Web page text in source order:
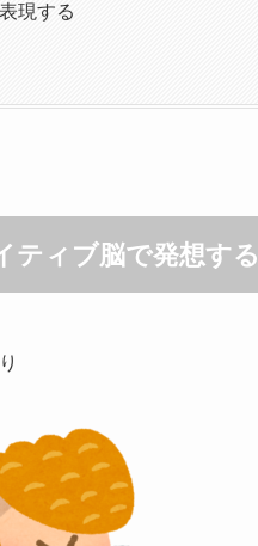
現する
ティブ脳で発想する